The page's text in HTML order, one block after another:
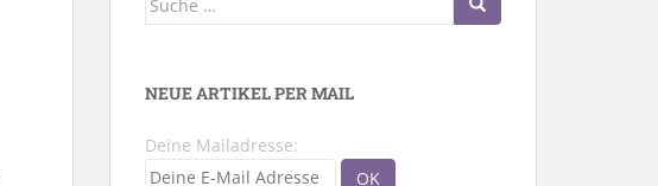
NEUE ARTIKEL PER MAIL
Deine Mailadresse: